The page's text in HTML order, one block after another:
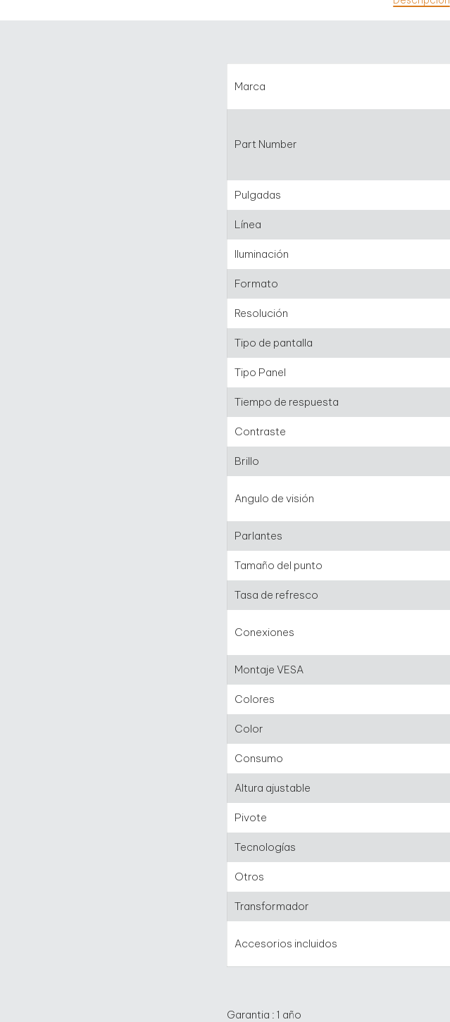
Marca
Part Number
Pulgadas
Línea
Iluminación
Formato
Resolución
Tipo de pantalla
Tipo Panel
Tiempo de respuesta
Contraste
Brillo
Angulo de visión
Parlantes
Tamaño del punto
Tasa de refresco
Conexiones
Montaje VESA
Colores
Color
Consumo
Altura ajustable
Pivote
Tecnologías
Otros
Transformador
Accesorios incluidos
Garantia : 1 año